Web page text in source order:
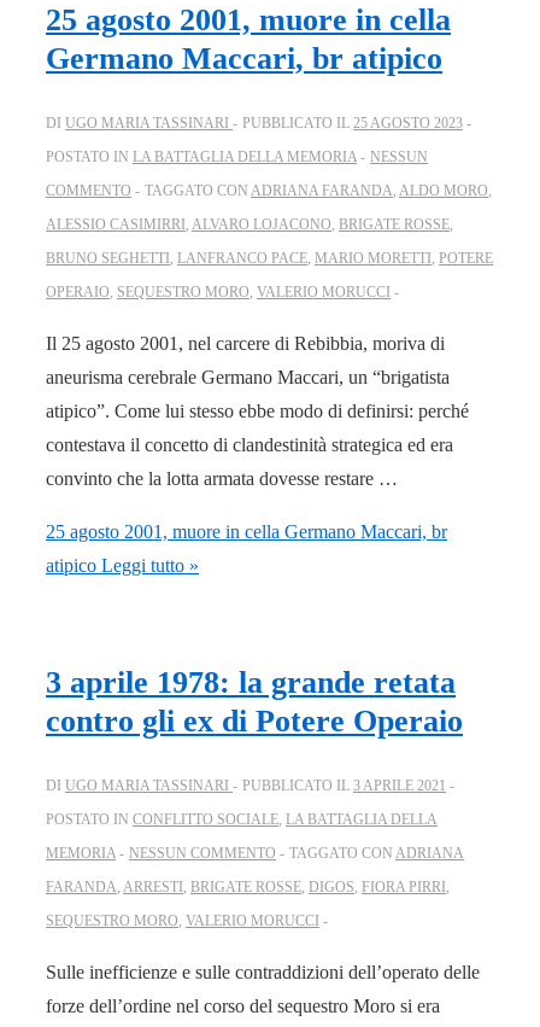
25 agosto 2001, muore in cella
Germano Maccari, br atipico
DI UGO MARIA TASSINARI PUBBLICATO IL 25 AGOSTO 2023
POSTATO IN LA BATTAGLIA DELLA MEMORIA
NESSUN
COMMENTO
TAGGATO CON ADRIANA FARANDA ALDO MORO
ALESSIO CASIMIRRI ALVARO LOJACONO BRIGATE ROSSE
BRUNO SEGHETTI LANFRANCO PACE MARIO MORETTI POTERE
OPERAIO SEQUESTRO MORO VALERIO MORUCCI
Il 25 agosto 2001, nel carcere di Rebibbia, moriva di
aneurisma cerebrale Germano Maccari, un “brigatista
atipico”. Come lui stesso ebbe modo di definirsi: perché
contestava il concetto di clandestinità strategica ed era
convinto che la lotta armata dovesse restare …
25 agosto 2001, muore in cella Germano Maccari, br
atipico Leggi tutto »
3 aprile 1978: la grande retata
contro gli ex di Potere Operaio
DI UGO MARIA TASSINARI PUBBLICATO IL 3 APRILE 2021
POSTATO IN CONFLITTO SOCIALE LA BATTAGLIA DELLA
MEMORIA
NESSUN COMMENTO TAGGATO CON ADRIANA
FARANDA ARRESTI BRIGATE ROSSE DIGOS FIORA PIRRI
SEQUESTRO MORO VALERIO MORUCCI
Sulle inefficienze e sulle contraddizioni dell’operato delle
forze dell’ordine nel corso del sequestro Moro si era